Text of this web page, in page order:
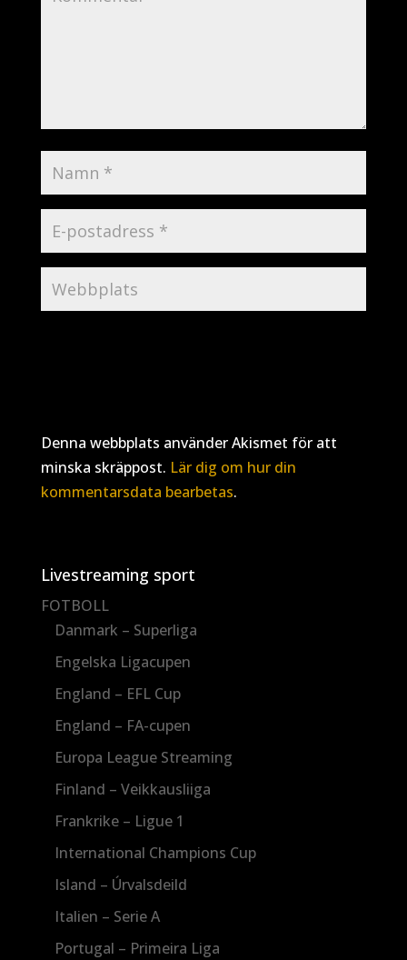
Denna webbplats använder Akismet för att
minska skräppost. Lär dig om hur din
kommentarsdata bearbetas.
Livestreaming sport
FOTBOLL
Danmark – Superliga
Engelska Ligacupen
England – EFL Cup
England – FA-cupen
Europa League Streaming
Finland – Veikkausliiga
Frankrike – Ligue 1
International Champions Cup
Island – Úrvalsdeild
Italien – Serie A
Portugal – Primeira Liga